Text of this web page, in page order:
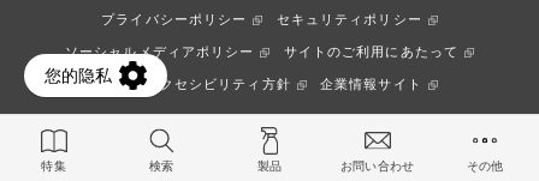
特集 検索 製品 お問い合わせ その他
プライバシーポリシー セキュリティポリシー
ソーシャルメディアポリシー サイトのご利用にあたって
ウェブアクセシビリティ方針 企業情報サイト
© Earth Corporation.